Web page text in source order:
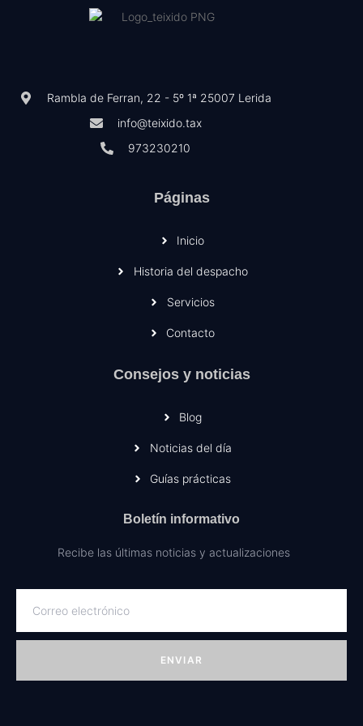
Rambla de Ferran, 22 - 5º 1ª 25007 Lerida
info@teixido.tax
973230210
Páginas
Inicio
Historia del despacho
Servicios
Contacto
Consejos y noticias
Blog
Noticias del día
Guías prácticas
Boletín informativo
Recibe las últimas noticias y actualizaciones
ENVIAR